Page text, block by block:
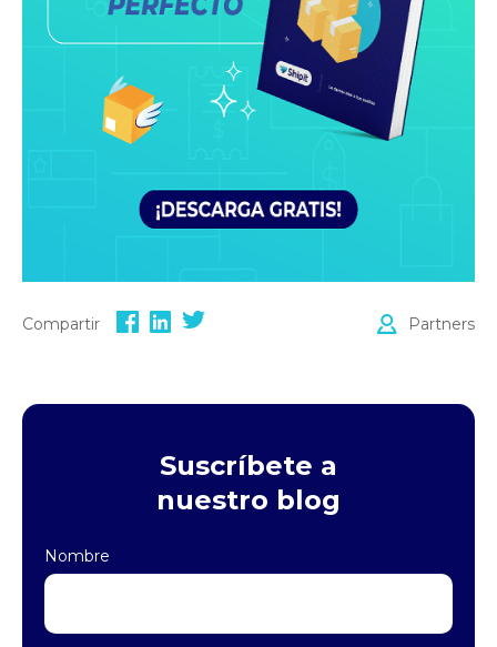
Compartir Partners
Suscríbete a
nuestro blog
Nombre